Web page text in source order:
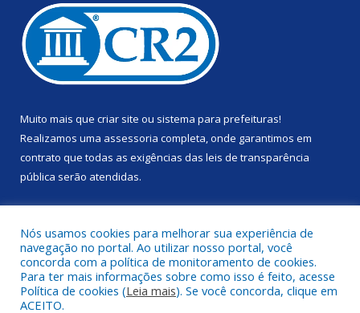
Muito mais que criar site ou sistema para prefeituras!
Realizamos uma assessoria completa, onde garantimos em
contrato que todas as exigências das leis de transparência
pública serão atendidas.
Todos os direitos reservados a Prefeitura Municipal de Anapu.
Nós usamos cookies para melhorar sua experiência de
navegação no portal. Ao utilizar nosso portal, você
concorda com a política de monitoramento de cookies.
Para ter mais informações sobre como isso é feito, acesse
Política de cookies (Leia mais). Se você concorda, clique em
ACEITO.